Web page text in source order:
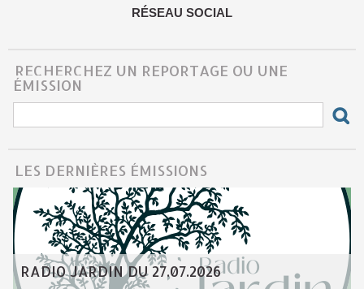
RÉSEAU SOCIAL
RECHERCHEZ UN REPORTAGE OU UNE
ÉMISSION
LES DERNIÈRES ÉMISSIONS
RADIO JARDIN DU 27.07.2026